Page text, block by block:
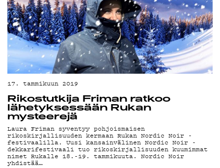
17. tammikuun 2019
Rikostutkija Friman ratkoo
lähetyksessään Rukan
mysteerejä
Laura Friman syventyy pohjoismaisen
rikoskirjallisuuden kermaan Rukan Nordic Noir -
festivaalilla. Uusi kansainvälinen Nordic Noir -
dekkarifestivaali tuo rikoskirjallisuuden kuumimmat
nimet Rukalle 18.-19. tammikuuta. Nordic Noir
yhdistää…